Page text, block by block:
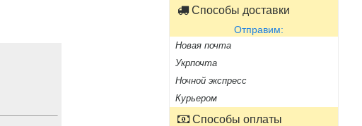
Способы доставки
Отправим:
Новая почта
Укрпочта
Ночной экспресс
Курьером
Способы оплаты